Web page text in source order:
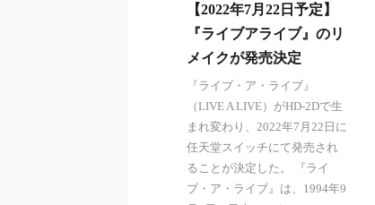
【2022年7月22日予定】
『ライブアライブ』のリ
メイクが発売決定
『ライブ・ア・ライブ』
（LIVE A LIVE）がHD-2Dで生
まれ変わり、2022年7月22日に
任天堂スイッチにて発売され
ることが決定した。 『ライ
ブ・ア・ライブ』は、1994年9